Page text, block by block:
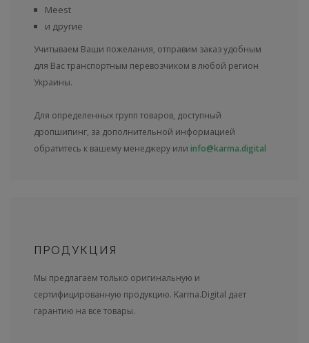
Meest
и другие
Учитываем Ваши пожелания, отправим заказ удобным
для Вас транспортным перевозчиком в любой регион
Украины.
Для определенных групп товаров, доступный
дропшипинг, за дополнительной информацией
обратитесь к вашему менеджеру или info@karma.digital
ПРОДУКЦИЯ
Мы предлагаем только оригинальную и
сертифицированную продукцию. Karma.Digital дает
гарантию на все товары.